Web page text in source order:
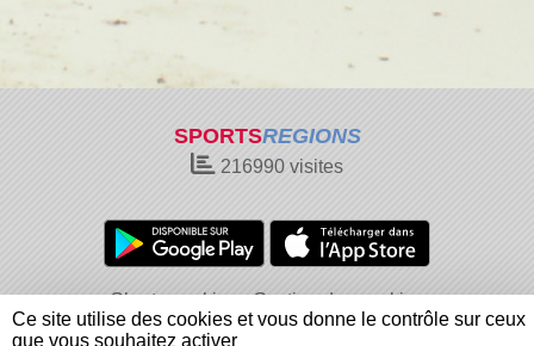
SPORTSREGIONS
216990 visites
Charte cookies
Gestion des cookies
Informations légales
Signaler un contenu inapproprié
Ce site utilise des cookies et vous donne le contrôle sur ceux
que vous souhaitez activer